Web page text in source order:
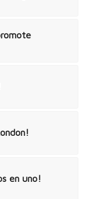
en uno!